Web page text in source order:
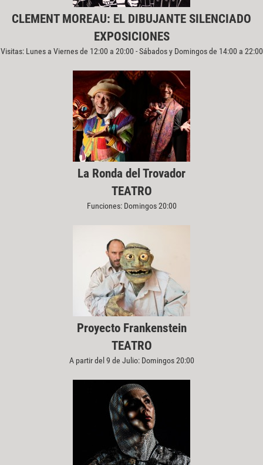
CLEMENT MOREAU: EL DIBUJANTE SILENCIADO
EXPOSICIONES
Visitas: Lunes a Viernes de 12:00 a 20:00 - Sábados y Domingos de 14:00 a 22:00
La Ronda del Trovador
TEATRO
Funciones: Domingos 20:00
Proyecto Frankenstein
TEATRO
A partir del 9 de Julio: Domingos 20:00